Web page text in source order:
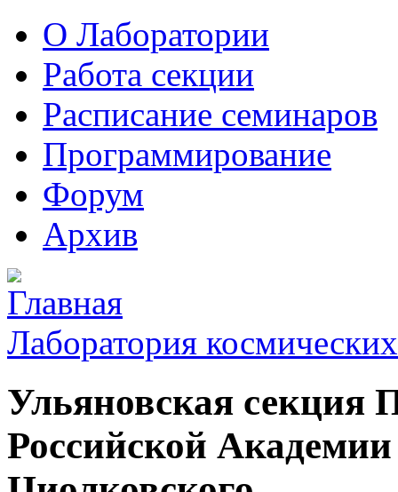
О Лаборатории
Работа секции
Расписание семинаров
Программирование
Форум
Архив
Лаборатория
Ульяновская секция
Российской